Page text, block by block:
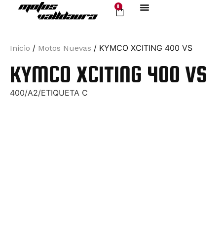
0
Inicio / Motos Nuevas / KYMCO XCITING 400 VS
KYMCO XCITING 400 VS
400/A2/ETIQUETA C